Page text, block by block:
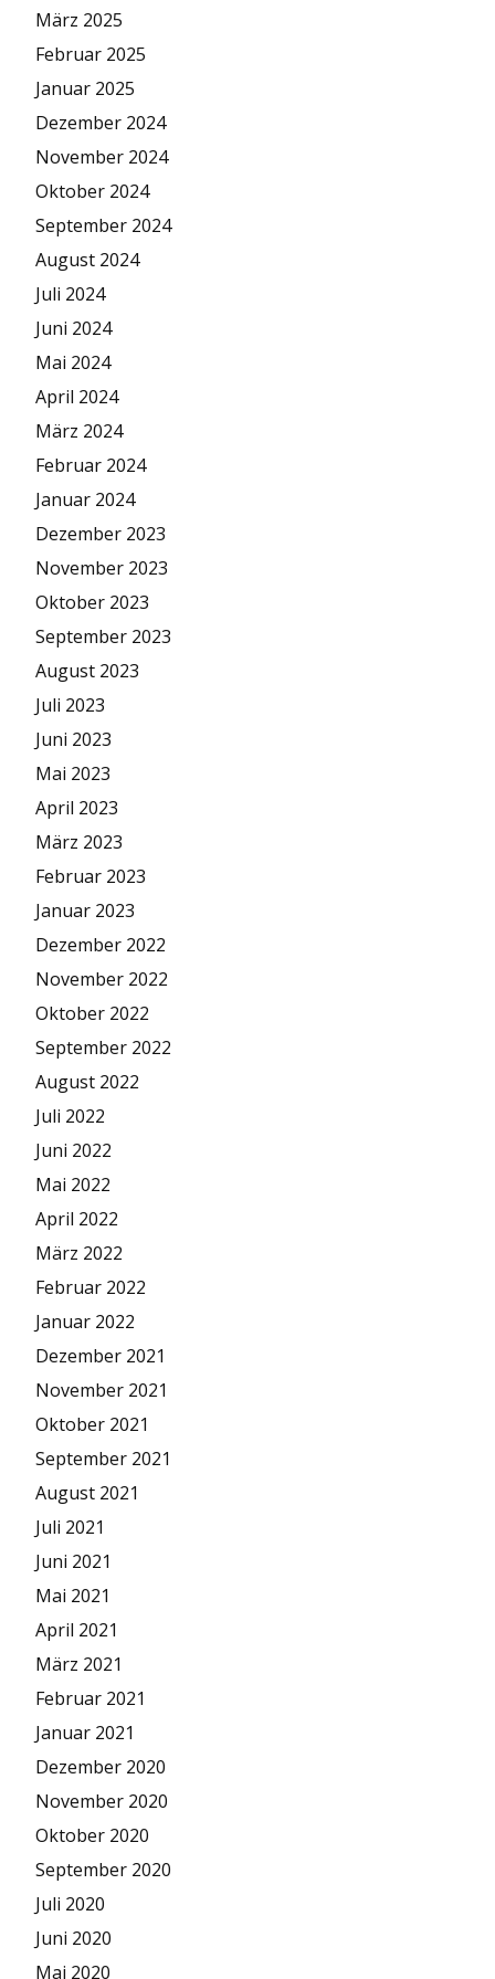
März 2025
Februar 2025
Januar 2025
Dezember 2024
November 2024
Oktober 2024
September 2024
August 2024
Juli 2024
Juni 2024
Mai 2024
April 2024
März 2024
Februar 2024
Januar 2024
Dezember 2023
November 2023
Oktober 2023
September 2023
August 2023
Juli 2023
Juni 2023
Mai 2023
April 2023
März 2023
Februar 2023
Januar 2023
Dezember 2022
November 2022
Oktober 2022
September 2022
August 2022
Juli 2022
Juni 2022
Mai 2022
April 2022
März 2022
Februar 2022
Januar 2022
Dezember 2021
November 2021
Oktober 2021
September 2021
August 2021
Juli 2021
Juni 2021
Mai 2021
April 2021
März 2021
Februar 2021
Januar 2021
Dezember 2020
November 2020
Oktober 2020
September 2020
Juli 2020
Juni 2020
Mai 2020